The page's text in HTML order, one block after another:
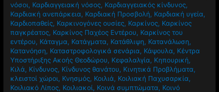
νόσοι, Καρδιαγγειακή νόσος, Καρδιαγγειακός κίνδυνος,
Καρδιακή ανεπάρκεια, Καρδιακή Προσβολή, Καρδιακή υγεία,
Καρδιοπαθείς, Καρκινογόνες ουσίες, Καρκίνος, Καρκίνος
παγκρέατος, Καρκίνος Παχέος Εντέρου, Καρκίνος του
εντέρου, Κάταγμα, Κατάγματα, Κατάθλιψη, Κατανάλωση,
Κατανόηση, Καταστροφολογικά σενάρια, Κάψουλα, Κέντρα
Υποστήριξης Ακοής Θεοδώρου, Κεφαλαλγία, Κηπουρική,
Κιλά, Κίνδυνος, Κίνδυνος θανάτου, Κινητικά Προβλήματα,
κλειστοί χώροι, Κνησμός, Κοιλιά, Κοιλιακή Παχυσαρκία,
Κοιλιακό Λίπος, Κοιλιακοί, Κοινά συμπτώματα, Κοινό